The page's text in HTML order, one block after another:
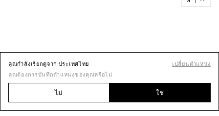
คุณกำลังเรียกดูจาก ประเทศไทย
เปลี่ยนตำแหน่ง
คุณต้องการบันทึกตำแหน่งของคุณหรือไม่
ไม่ ใช่